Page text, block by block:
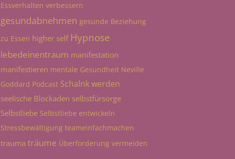
Essverhalten verbessern
gesundabnehmen gesunde Beziehung
zu Essen higher self Hypnose
lebedeinentraum manifestation
manifestieren mentale Gesundheit Neville
Goddard Podcast Schalnk werden
seelische Blockaden selbstfürsorge
Selbstliebe Selbstliebe entwickeln
Stressbewältigung teameinfachmachen
trauma träume Überforderung vermeiden